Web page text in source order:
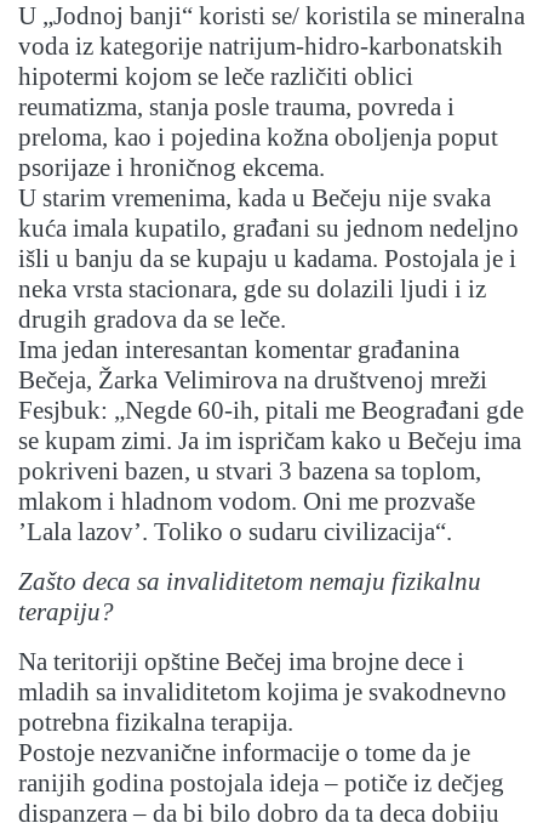
U „Jodnoj banji“ koristi se/ koristila se mineralna
voda iz kategorije natrijum-hidro-karbonatskih
hipotermi kojom se leče različiti oblici
reumatizma, stanja posle trauma, povreda i
preloma, kao i pojedina kožna oboljenja poput
psorijaze i hroničnog ekcema.
U starim vremenima, kada u Bečeju nije svaka
kuća imala kupatilo, građani su jednom nedeljno
išli u banju da se kupaju u kadama. Postojala je i
neka vrsta stacionara, gde su dolazili ljudi i iz
drugih gradova da se leče.
Ima jedan interesantan komentar građanina
Bečeja, Žarka Velimirova na društvenoj mreži
Fesjbuk: „Negde 60-ih, pitali me Beograđani gde
se kupam zimi. Ja im ispričam kako u Bečeju ima
pokriveni bazen, u stvari 3 bazena sa toplom,
mlakom i hladnom vodom. Oni me prozvaše
’Lala lazov’. Toliko o sudaru civilizacija“.
Zašto deca sa invaliditetom nemaju fizikalnu
terapiju?
Na teritoriji opštine Bečej ima brojne dece i
mladih sa invaliditetom kojima je svakodnevno
potrebna fizikalna terapija.
Postoje nezvanične informacije o tome da je
ranijih godina postojala ideja – potiče iz dečjeg
dispanzera – da bi bilo dobro da ta deca dobiju